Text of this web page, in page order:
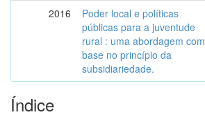
2016
Poder local e políticas
públicas para a juventude
rural : uma abordagem com
base no princípio da
subsidiariedade.
Índice